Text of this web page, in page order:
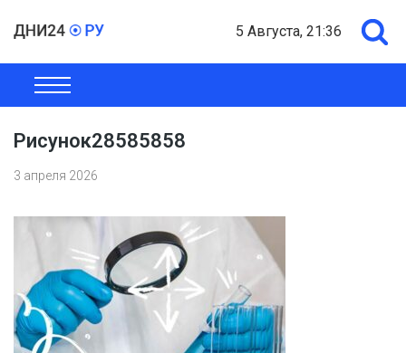
5 Августа, 21:36
ОБЩЕСТВО
Рисунок28585858
3 апреля 2026